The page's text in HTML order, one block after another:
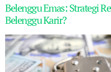
Belenggu Emas: Strategi
Belenggu Karir?